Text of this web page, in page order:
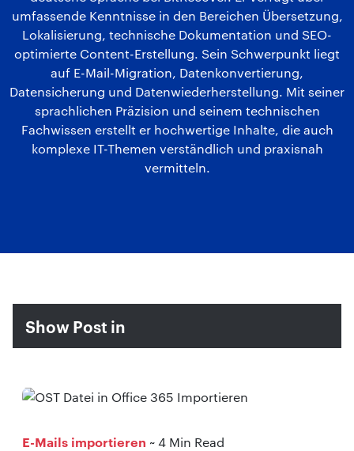
umfassende Kenntnisse in den Bereichen Übersetzung,
Lokalisierung, technische Dokumentation und SEO-
optimierte Content-Erstellung. Sein Schwerpunkt liegt
auf E-Mail-Migration, Datenkonvertierung,
Datensicherung und Datenwiederherstellung. Mit seiner
sprachlichen Präzision und seinem technischen
Fachwissen erstellt er hochwertige Inhalte, die auch
komplexe IT-Themen verständlich und praxisnah
vermitteln.
Show Post in
E-Mails importieren ~ 4 Min Read